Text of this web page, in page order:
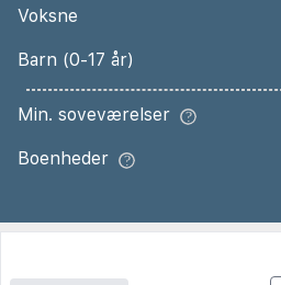
Voksne
Barn (0-17 år)
Min. soveværelser
Boenheder